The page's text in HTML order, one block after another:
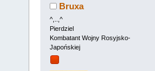
Bruxa
^,..,^
Pierdziel
Kombatant Wojny Rosyjsko-
Japońskiej